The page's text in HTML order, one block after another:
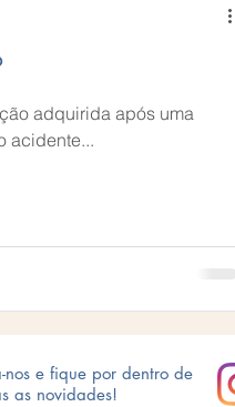
adquirida após uma
acidente...
nos e fique por dentro de
as novidades!